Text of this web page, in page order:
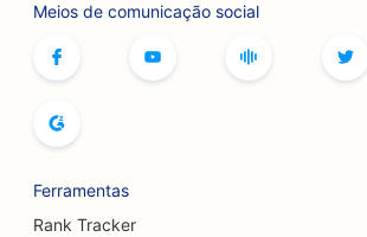
SEO para serviços de botox e
SEO para butiques
Meios de comunicação social
Ferramentas
Rank Tracker